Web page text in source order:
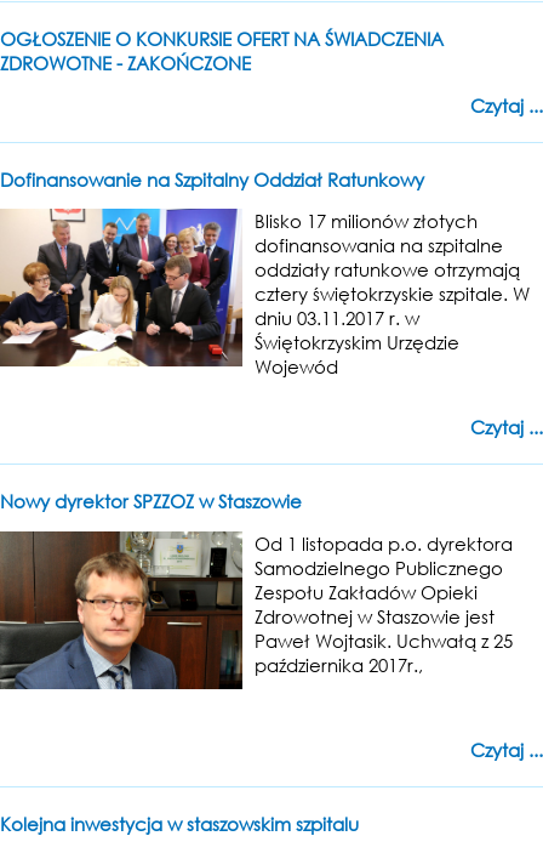
OGŁOSZENIE O KONKURSIE OFERT NA ŚWIADCZENIA
ZDROWOTNE - ZAKOŃCZONE
Czytaj ...
Dofinansowanie na Szpitalny Oddział Ratunkowy
Blisko 17 milionów złotych
dofinansowania na szpitalne
oddziały ratunkowe otrzymają
cztery świętokrzyskie szpitale. W
dniu 03.11.2017 r. w
Świętokrzyskim Urzędzie
Wojewód
Czytaj ...
Nowy dyrektor SPZZOZ w Staszowie
Od 1 listopada p.o. dyrektora
Samodzielnego Publicznego
Zespołu Zakładów Opieki
Zdrowotnej w Staszowie jest
Paweł Wojtasik. Uchwałą z 25
października 2017r.,
Czytaj ...
Kolejna inwestycja w staszowskim szpitalu